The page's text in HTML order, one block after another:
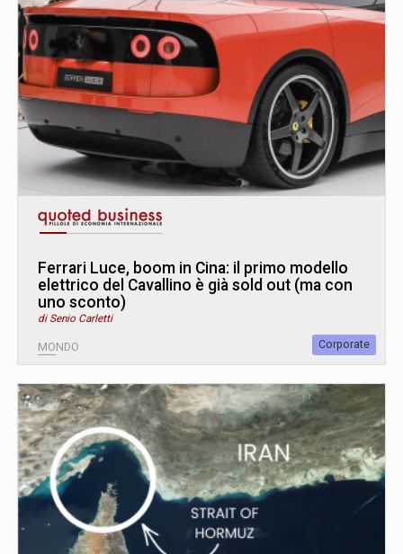
Ferrari Luce, boom in Cina: il primo modello
elettrico del Cavallino è già sold out (ma con
uno sconto)
di Senio Carletti
MONDO Corporate